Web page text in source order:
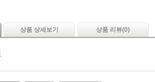
상품 상세보기 상품 리뷰(0)